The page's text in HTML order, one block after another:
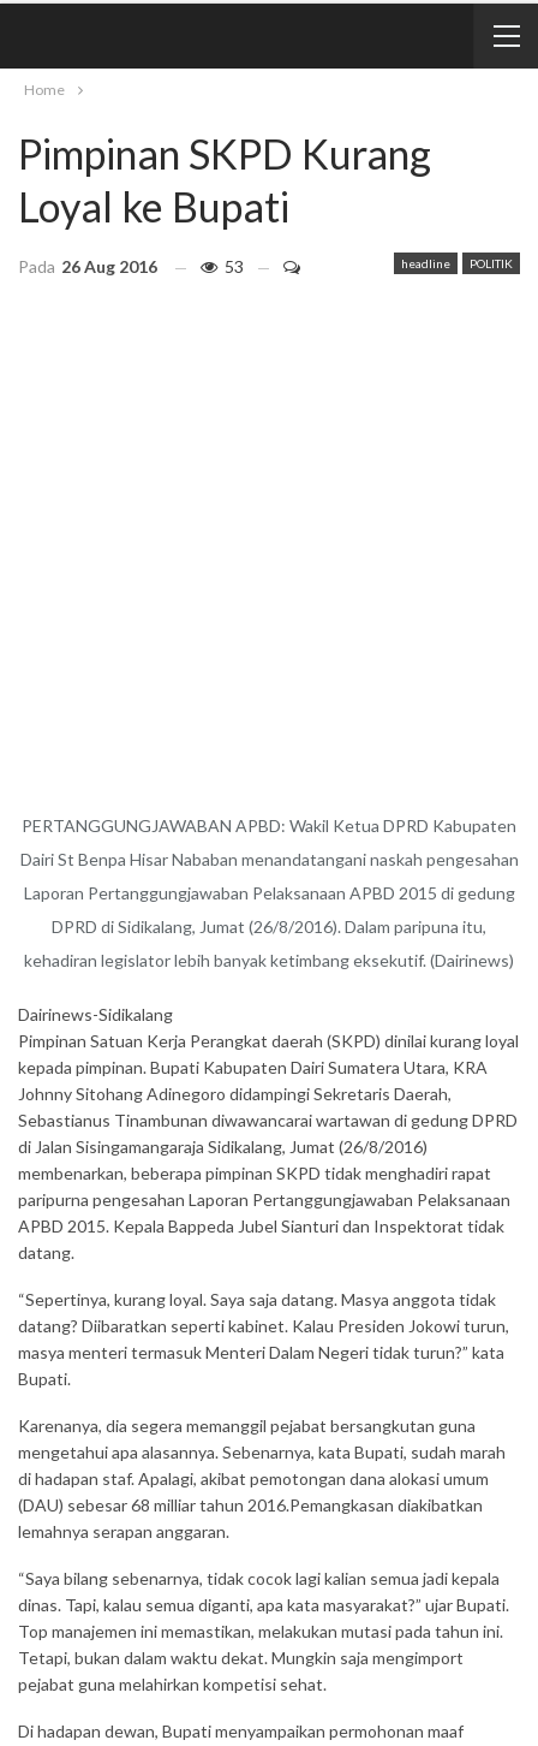
Home
Pimpinan SKPD Kurang
Loyal ke Bupati
headline POLITIK
Pada 26 Aug 2016 53
PERTANGGUNGJAWABAN APBD: Wakil Ketua DPRD Kabupaten
Dairi St Benpa Hisar Nababan menandatangani naskah pengesahan
Laporan Pertanggungjawaban Pelaksanaan APBD 2015 di gedung
DPRD di Sidikalang, Jumat (26/8/2016). Dalam paripuna itu,
kehadiran legislator lebih banyak ketimbang eksekutif. (Dairinews)
Dairinews-Sidikalang
Pimpinan Satuan Kerja Perangkat daerah (SKPD) dinilai kurang loyal
kepada pimpinan. Bupati Kabupaten Dairi Sumatera Utara, KRA
Johnny Sitohang Adinegoro didampingi Sekretaris Daerah,
Sebastianus Tinambunan diwawancarai wartawan di gedung DPRD
di Jalan Sisingamangaraja Sidikalang, Jumat (26/8/2016)
membenarkan, beberapa pimpinan SKPD tidak menghadiri rapat
paripurna pengesahan Laporan Pertanggungjawaban Pelaksanaan
APBD 2015. Kepala Bappeda Jubel Sianturi dan Inspektorat tidak
datang.
“Sepertinya, kurang loyal. Saya saja datang. Masya anggota tidak
datang? Diibaratkan seperti kabinet. Kalau Presiden Jokowi turun,
masya menteri termasuk Menteri Dalam Negeri tidak turun?” kata
Bupati.
Karenanya, dia segera memanggil pejabat bersangkutan guna
mengetahui apa alasannya. Sebenarnya, kata Bupati, sudah marah
di hadapan staf. Apalagi, akibat pemotongan dana alokasi umum
(DAU) sebesar 68 milliar tahun 2016.Pemangkasan diakibatkan
lemahnya serapan anggaran.
“Saya bilang sebenarnya, tidak cocok lagi kalian semua jadi kepala
dinas. Tapi, kalau semua diganti, apa kata masyarakat?” ujar Bupati.
Top manajemen ini memastikan, melakukan mutasi pada tahun ini.
Tetapi, bukan dalam waktu dekat. Mungkin saja mengimport
pejabat guna melahirkan kompetisi sehat.
Di hadapan dewan, Bupati menyampaikan permohonan maaf